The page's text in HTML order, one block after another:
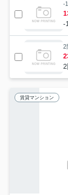
-
-
2
賃貸マンション